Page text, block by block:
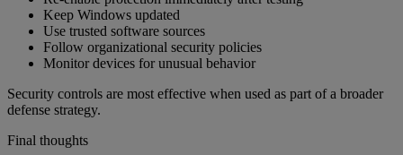
Keep Windows updated
Use trusted software sources
Follow organizational security policies
Monitor devices for unusual behavior
Security controls are most effective when used as part of a broader
defense strategy.
Final thoughts